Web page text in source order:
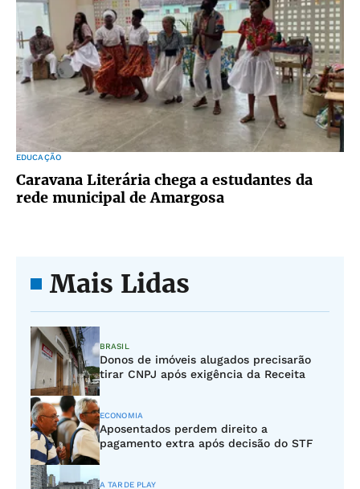
EDUCAÇÃO
Caravana Literária chega a estudantes da
rede municipal de Amargosa
Mais Lidas
BRASIL
Donos de imóveis alugados precisarão
tirar CNPJ após exigência da Receita
ECONOMIA
Aposentados perdem direito a
pagamento extra após decisão do STF
A TARDE PLAY